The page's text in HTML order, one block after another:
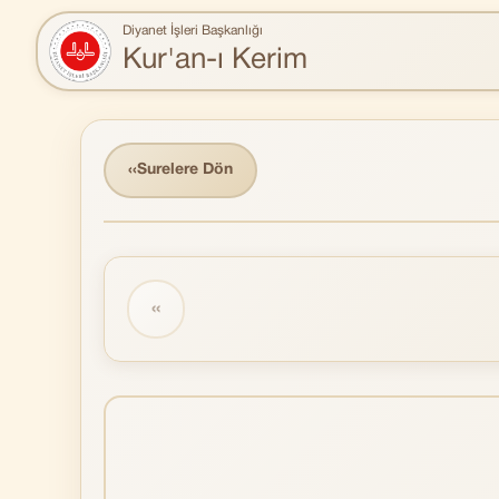
Diyanet İşleri Başkanlığı
Kur'an-ı Kerim
‹‹Surelere Dön
‹‹